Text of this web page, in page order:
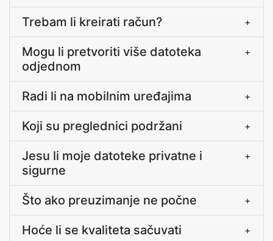
Trebam li kreirati račun? +
Mogu li pretvoriti više datoteka
odjednom
+
Radi li na mobilnim uređajima +
Koji su preglednici podržani +
Jesu li moje datoteke privatne i
sigurne
+
Što ako preuzimanje ne počne +
Hoće li se kvaliteta sačuvati +